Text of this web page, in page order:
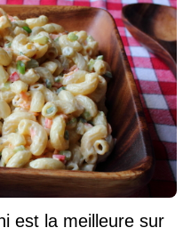
est la meilleure sur